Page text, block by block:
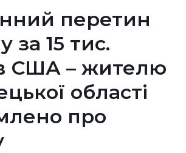
перетин
за 15 тис.
США – жителю
області
про